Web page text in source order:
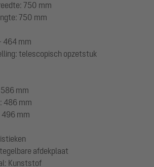
750 mm
750 mm
464 mm
telescopisch opzetstuk
mm
486 mm
496 mm
afdekplaat
Kunststof